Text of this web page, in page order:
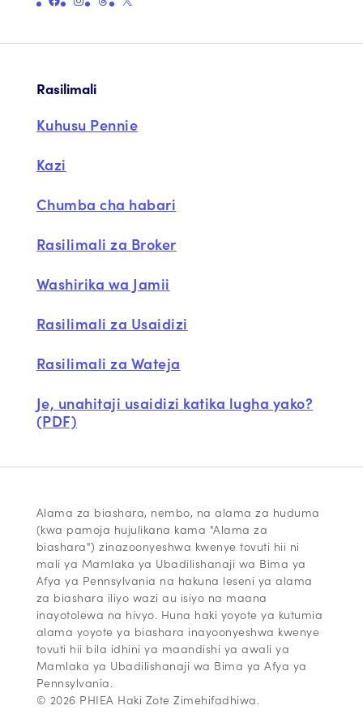
Rasilimali
Kuhusu Pennie
Kazi
Chumba cha habari
Rasilimali za Broker
Washirika wa Jamii
Rasilimali za Usaidizi
Rasilimali za Wateja
Je, unahitaji usaidizi katika lugha yako?
(PDF)
Alama za biashara, nembo, na alama za huduma
(kwa pamoja hujulikana kama "Alama za
biashara") zinazoonyeshwa kwenye tovuti hii ni
mali ya Mamlaka ya Ubadilishanaji wa Bima ya
Afya ya Pennsylvania na hakuna leseni ya alama
za biashara iliyo wazi au isiyo na maana
inayotolewa na hivyo. Huna haki yoyote ya kutumia
alama yoyote ya biashara inayoonyeshwa kwenye
tovuti hii bila idhini ya maandishi ya awali ya
Mamlaka ya Ubadilishanaji wa Bima ya Afya ya
Pennsylvania.
© 2026 PHIEA Haki Zote Zimehifadhiwa.